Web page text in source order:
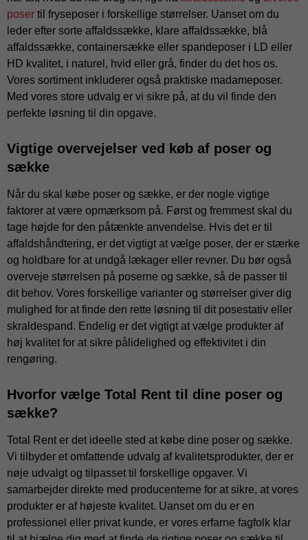
poser til fryseposer i forskellige størrelser. Uanset om du
leder efter sorte affaldssække, klare affaldssække, blå
affaldssække, containersække eller spandeposer i LD eller
HD kvalitet, i naturel, hvid eller grå, finder du det hos os.
Vores sortiment inkluderer også praktiske madameposer.
Med vores store udvalg er vi sikre på, at du vil finde den
perfekte løsning til din opgave.
Vigtige overvejelser ved køb af poser og
sække
Når du skal købe poser og sække, er der nogle vigtige
faktorer at være opmærksom på. Først og fremmest skal du
tage højde for den påtænkte anvendelse. Hvis det er til
affaldshåndtering, er det vigtigt at vælge poser, der er stærke
og holdbare for at undgå lækager eller revner. Du bør også
overveje størrelsen på poserne og sække, så de passer til
dit behov. Vores forskellige varianter og størrelser giver dig
mulighed for at finde den rette løsning til dit posestativ eller
skraldespand. Endelig er det vigtigt at vælge produkter af
høj kvalitet for at sikre pålidelighed og effektivitet i din
rengøring.
Hvorfor vælge Total Rent til dine poser og
sække?
Total Rent er det ideelle sted at købe dine poser og sække.
Vi tilbyder et omfattende udvalg af kvalitetsprodukter, der er
nøje udvalgt og tilpasset til forskellige opgaver. Vi
samarbejder direkte med producenterne for at sikre, at vores
produkter er af højeste kvalitet. Uanset om du er en
professionel eller privat kunde, er vores erfarne fagfolk klar